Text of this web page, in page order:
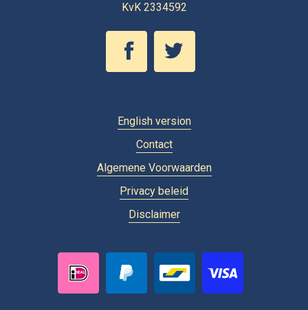
KvK 2334592
English version
Contact
Algemene Voorwaarden
Privacy beleid
Disclaimer